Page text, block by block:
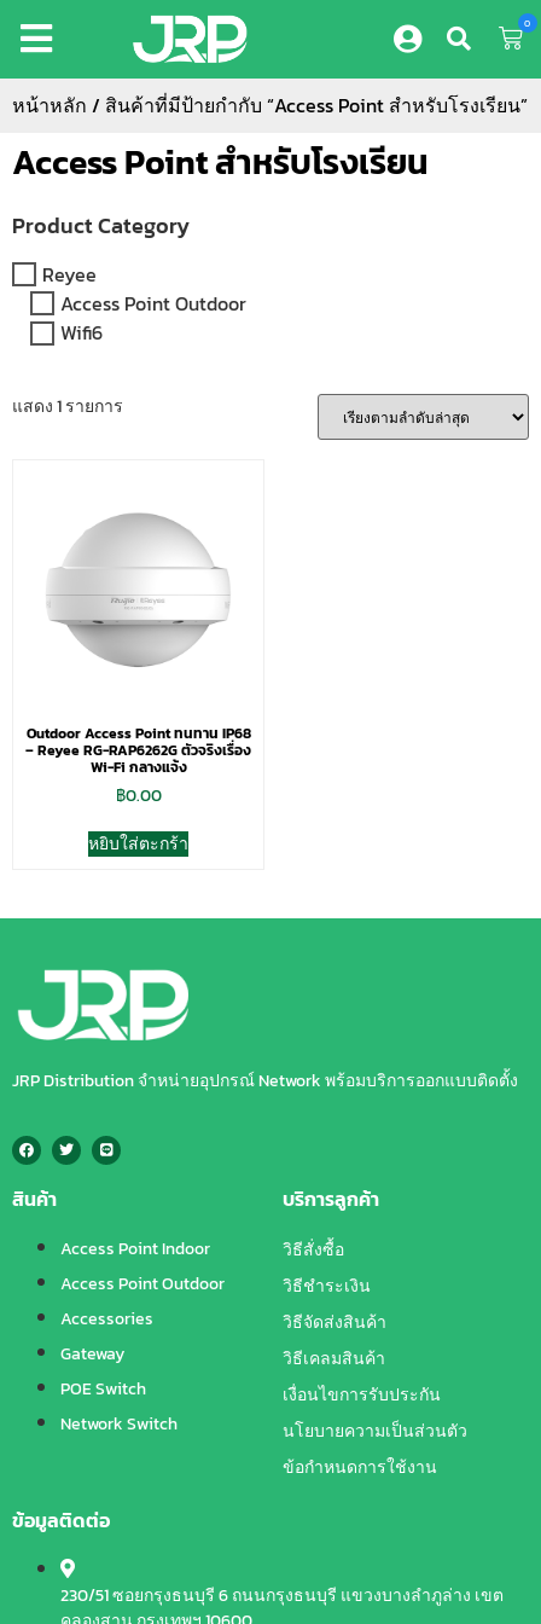
0
หน้าหลัก / สินค้าที่มีป้ายกำกับ “Access Point สำหรับโรงเรียน”
Access Point สำหรับโรงเรียน
Product Category
Reyee
Access Point Outdoor
Wifi6
แสดง 1 รายการ
Outdoor Access Point ทนทาน IP68
– Reyee RG-RAP6262G ตัวจริงเรื่อง
Wi-Fi กลางแจ้ง
฿0.00
หยิบใส่ตะกร้า
JRP Distribution จำหน่ายอุปกรณ์ Network พร้อมบริการออกแบบติดตั้ง
สินค้า
Access Point Indoor
Access Point Outdoor
Accessories
Gateway
POE Switch
Network Switch
บริการลูกค้า
วิธีสั่งซื้อ
วิธีชำระเงิน
วิธีจัดส่งสินค้า
วิธีเคลมสินค้า
เงื่อนไขการรับประกัน
นโยบายความเป็นส่วนตัว
ข้อกำหนดการใช้งาน
ข้อมูลติดต่อ
230/51 ซอยกรุงธนบุรี 6 ถนนกรุงธนบุรี แขวงบางลำภูล่าง เขต